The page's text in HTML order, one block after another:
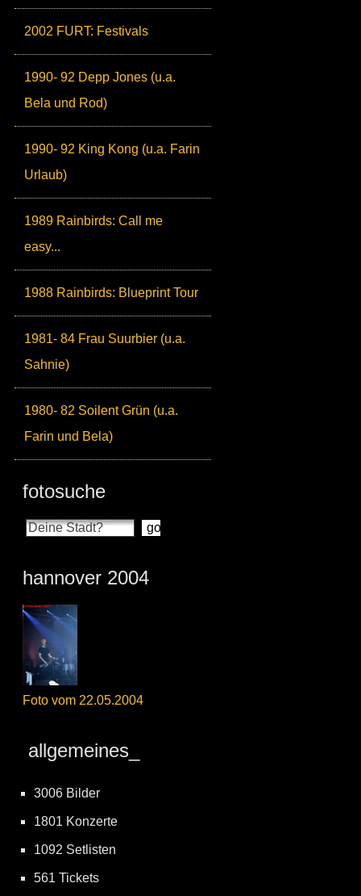
2002 FURT: Festivals
1990- 92 Depp Jones (u.a.
Bela und Rod)
1990- 92 King Kong (u.a. Farin
Urlaub)
1989 Rainbirds: Call me
easy...
1988 Rainbirds: Blueprint Tour
1981- 84 Frau Suurbier (u.a.
Sahnie)
1980- 82 Soilent Grün (u.a.
Farin und Bela)
fotosuche
hannover 2004
Foto vom 22.05.2004
allgemeines_
3006 Bilder
1801 Konzerte
1092 Setlisten
561 Tickets